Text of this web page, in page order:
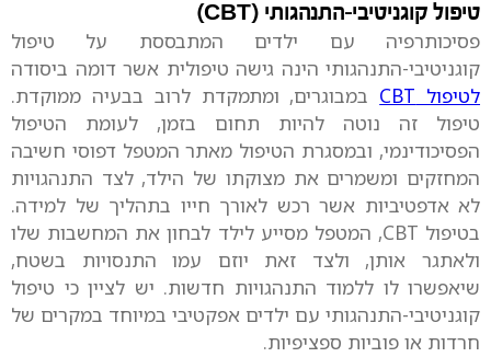
טיפול קוגניטיבי-התנהגותי (CBT)
פסיכותרפיה עם ילדים המתבססת על טיפול
קוגניטיבי-התנהגותי הינה גישה טיפולית אשר דומה ביסודה
לטיפול CBT
במבוגרים, ומתמקדת לרוב בבעיה ממוקדת.
טיפול זה נוטה להיות תחום בזמן, לעומת הטיפול
הפסיכודינמי, ובמסגרת הטיפול מאתר המטפל דפוסי חשיבה
המחזקים ומשמרים את מצוקתו של הילד, לצד התנהגויות
לא אדפטיביות אשר רכש לאורך חייו בתהליך של למידה.
בטיפול CBT, המטפל מסייע לילד לבחון את המחשבות שלו
ולאתגר אותן, ולצד זאת יוזם עמו התנסויות בשטח,
שיאפשרו לו ללמוד התנהגויות חדשות. יש לציין כי טיפול
קוגניטיבי-התנהגותי עם ילדים אפקטיבי במיוחד במקרים של
חרדות או פוביות ספציפיות.